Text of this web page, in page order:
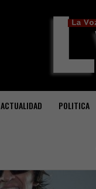
ACTUALIDAD POLITICA